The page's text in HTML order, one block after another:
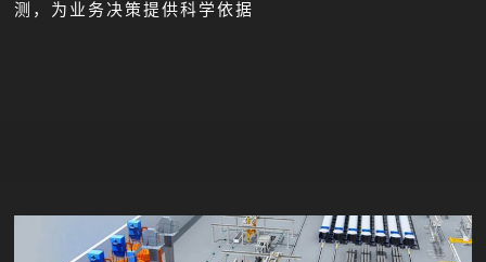
测，为业务决策提供科学依据